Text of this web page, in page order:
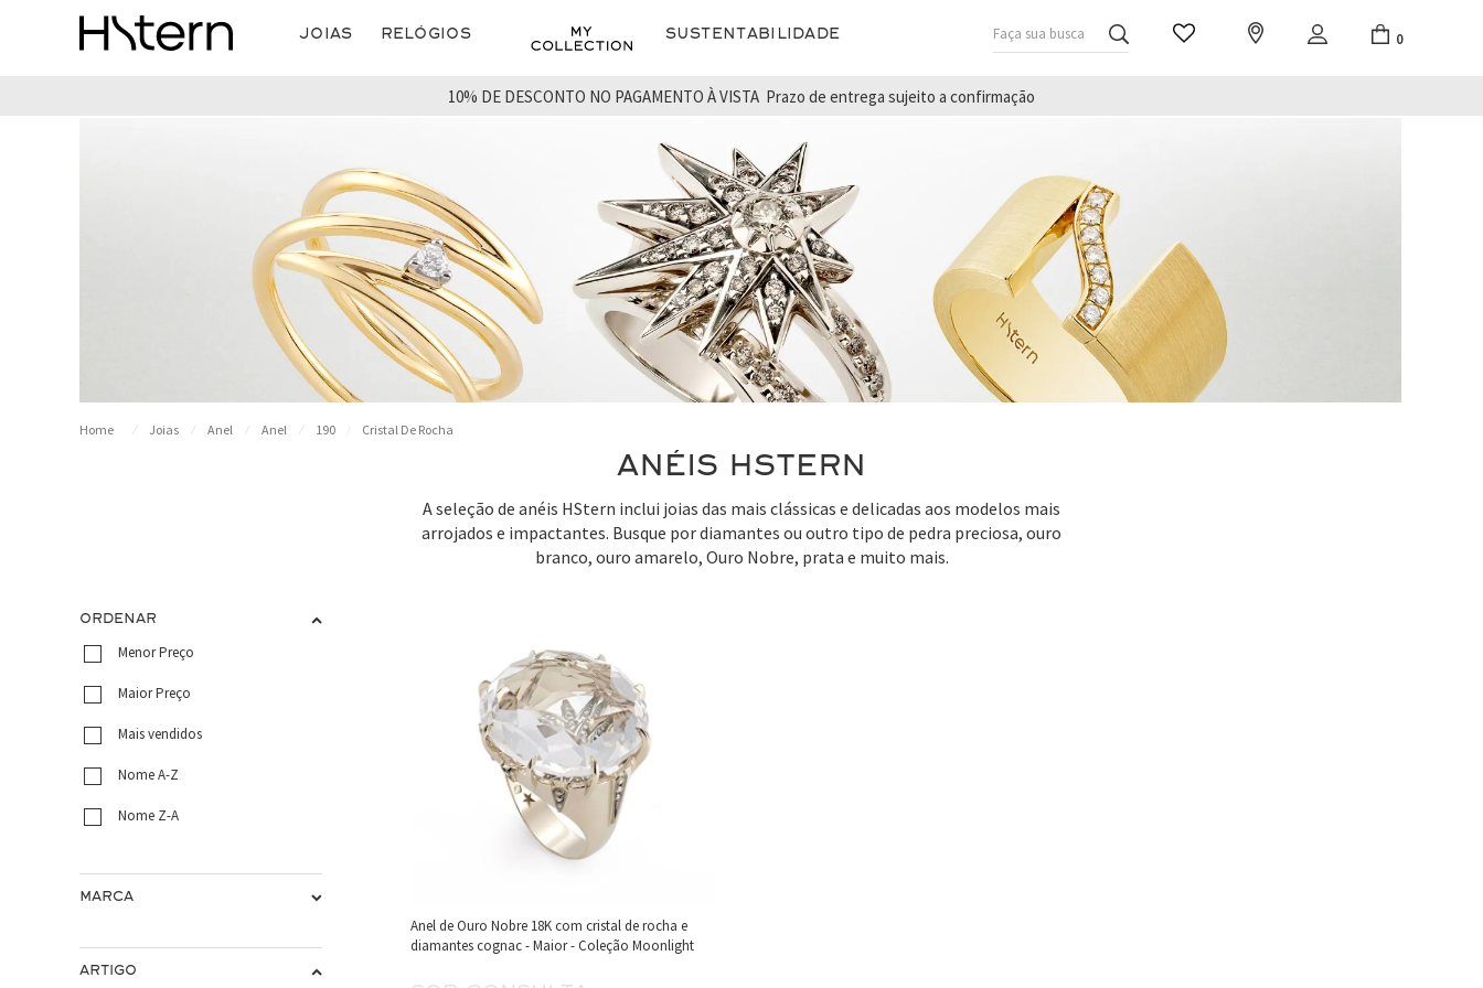
Joias Relógios Sustentabilidade Faça sua busca 0
10% DE DESCONTO NO PAGAMENTO À VISTA Prazo de entrega sujeito a confirmação
Joias Anel Anel 190 Cristal De Rocha
ANÉIS HSTERN
A seleção de anéis HStern inclui joias das mais clássicas e delicadas aos modelos mais
arrojados e impactantes. Busque por diamantes ou outro tipo de pedra preciosa, ouro
branco, ouro amarelo, Ouro Nobre, prata e muito mais.
ORDENAR
Menor Preço
Maior Preço
Mais vendidos
Nome A-Z
Nome Z-A
MARCA
ARTIGO
Anel de Ouro Nobre 18K com cristal de rocha e
diamantes cognac - Maior - Coleção Moonlight